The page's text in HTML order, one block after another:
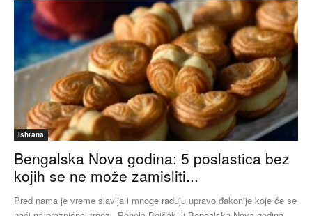
Ishrana
Bengalska Nova godina: 5 poslastica bez
kojih se ne može zamisliti...
Pred nama je vreme slavlja i mnoge raduju upravo đakonije koje će se